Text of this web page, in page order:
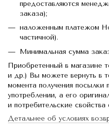
предоставляются
заказа);
наложенным платежом
частичной).
Минимальная сумма
Приобретенный в магазине
и др.) Вы можете вернуть в
момента получения посылки
употреблении, а его
и потребительские свойства
Детальнее об условиях